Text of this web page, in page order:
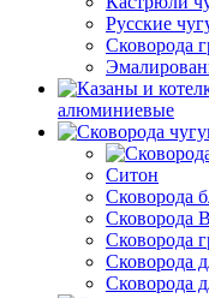
Русские
Сковорода
алюминиевые
Ситон
Сковорода
Сковорода
Сковорода
Сковорода
Сковорода